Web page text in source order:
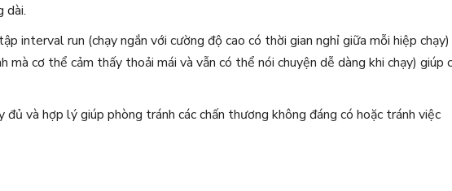
dài.
interval run (chạy ngắn với cường độ cao có thời gian nghỉ giữa mỗi hiệp chạy)
cơ thể cảm thấy thoải mái và vẫn có thể nói chuyện dễ dàng khi chạy) giúp
đủ và hợp lý giúp phòng tránh các chấn thương không đáng có hoặc tránh việc